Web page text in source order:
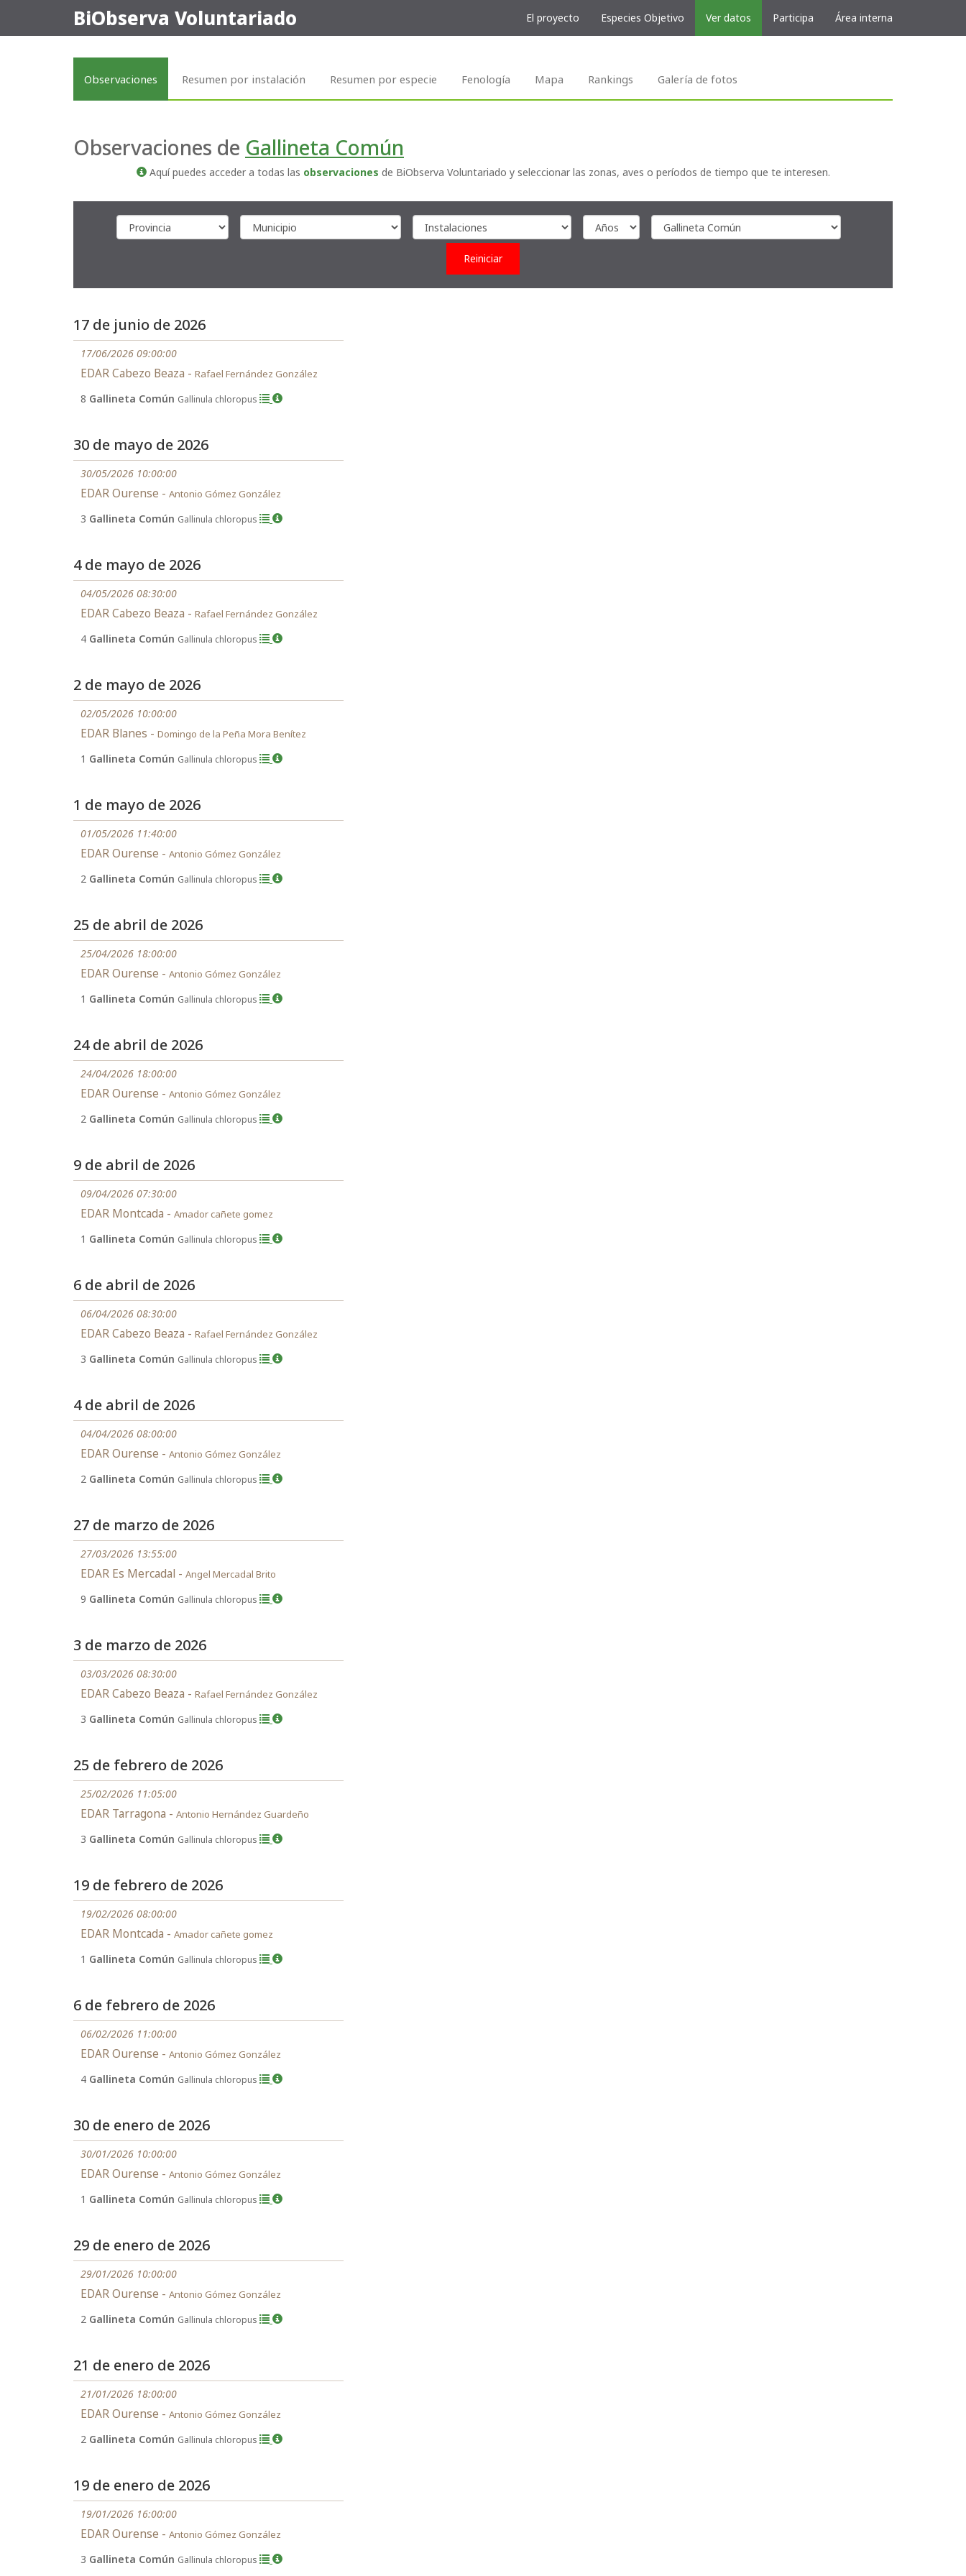
BiObserva Voluntariado El proyecto Especies Objetivo Ver datos Participa Área interna
Observaciones Resumen por instalación Resumen por especie Fenología Mapa Rankings Galería de fotos
Observaciones de Gallineta Común
Aquí puedes acceder a todas las observaciones de BiObserva Voluntariado y seleccionar las zonas, aves o períodos de tiempo que te interesen.
Reiniciar
17 de junio de 2026
17/06/2026 09:00:00
EDAR Cabezo Beaza - Rafael Fernández González
8 Gallineta Común Gallinula chloropus
30 de mayo de 2026
30/05/2026 10:00:00
EDAR Ourense - Antonio Gómez González
3 Gallineta Común Gallinula chloropus
4 de mayo de 2026
04/05/2026 08:30:00
EDAR Cabezo Beaza - Rafael Fernández González
4 Gallineta Común Gallinula chloropus
2 de mayo de 2026
02/05/2026 10:00:00
EDAR Blanes - Domingo de la Peña Mora Benítez
1 Gallineta Común Gallinula chloropus
1 de mayo de 2026
01/05/2026 11:40:00
EDAR Ourense - Antonio Gómez González
2 Gallineta Común Gallinula chloropus
25 de abril de 2026
25/04/2026 18:00:00
EDAR Ourense - Antonio Gómez González
1 Gallineta Común Gallinula chloropus
24 de abril de 2026
24/04/2026 18:00:00
EDAR Ourense - Antonio Gómez González
2 Gallineta Común Gallinula chloropus
9 de abril de 2026
09/04/2026 07:30:00
EDAR Montcada - Amador cañete gomez
1 Gallineta Común Gallinula chloropus
6 de abril de 2026
06/04/2026 08:30:00
EDAR Cabezo Beaza - Rafael Fernández González
3 Gallineta Común Gallinula chloropus
4 de abril de 2026
04/04/2026 08:00:00
EDAR Ourense - Antonio Gómez González
2 Gallineta Común Gallinula chloropus
27 de marzo de 2026
27/03/2026 13:55:00
EDAR Es Mercadal - Angel Mercadal Brito
9 Gallineta Común Gallinula chloropus
3 de marzo de 2026
03/03/2026 08:30:00
EDAR Cabezo Beaza - Rafael Fernández González
3 Gallineta Común Gallinula chloropus
25 de febrero de 2026
25/02/2026 11:05:00
EDAR Tarragona - Antonio Hernández Guardeño
3 Gallineta Común Gallinula chloropus
19 de febrero de 2026
19/02/2026 08:00:00
EDAR Montcada - Amador cañete gomez
1 Gallineta Común Gallinula chloropus
6 de febrero de 2026
06/02/2026 11:00:00
EDAR Ourense - Antonio Gómez González
4 Gallineta Común Gallinula chloropus
30 de enero de 2026
30/01/2026 10:00:00
EDAR Ourense - Antonio Gómez González
1 Gallineta Común Gallinula chloropus
29 de enero de 2026
29/01/2026 10:00:00
EDAR Ourense - Antonio Gómez González
2 Gallineta Común Gallinula chloropus
21 de enero de 2026
21/01/2026 18:00:00
EDAR Ourense - Antonio Gómez González
2 Gallineta Común Gallinula chloropus
19 de enero de 2026
19/01/2026 16:00:00
EDAR Ourense - Antonio Gómez González
3 Gallineta Común Gallinula chloropus